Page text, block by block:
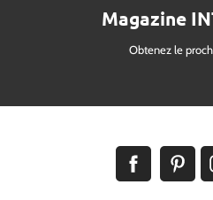
Magazine
Obtenez le